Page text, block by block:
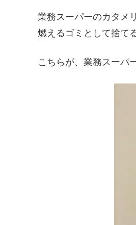
業務スーパーのカタメ
燃えるゴミとして捨て
こちらが、業務スーパ